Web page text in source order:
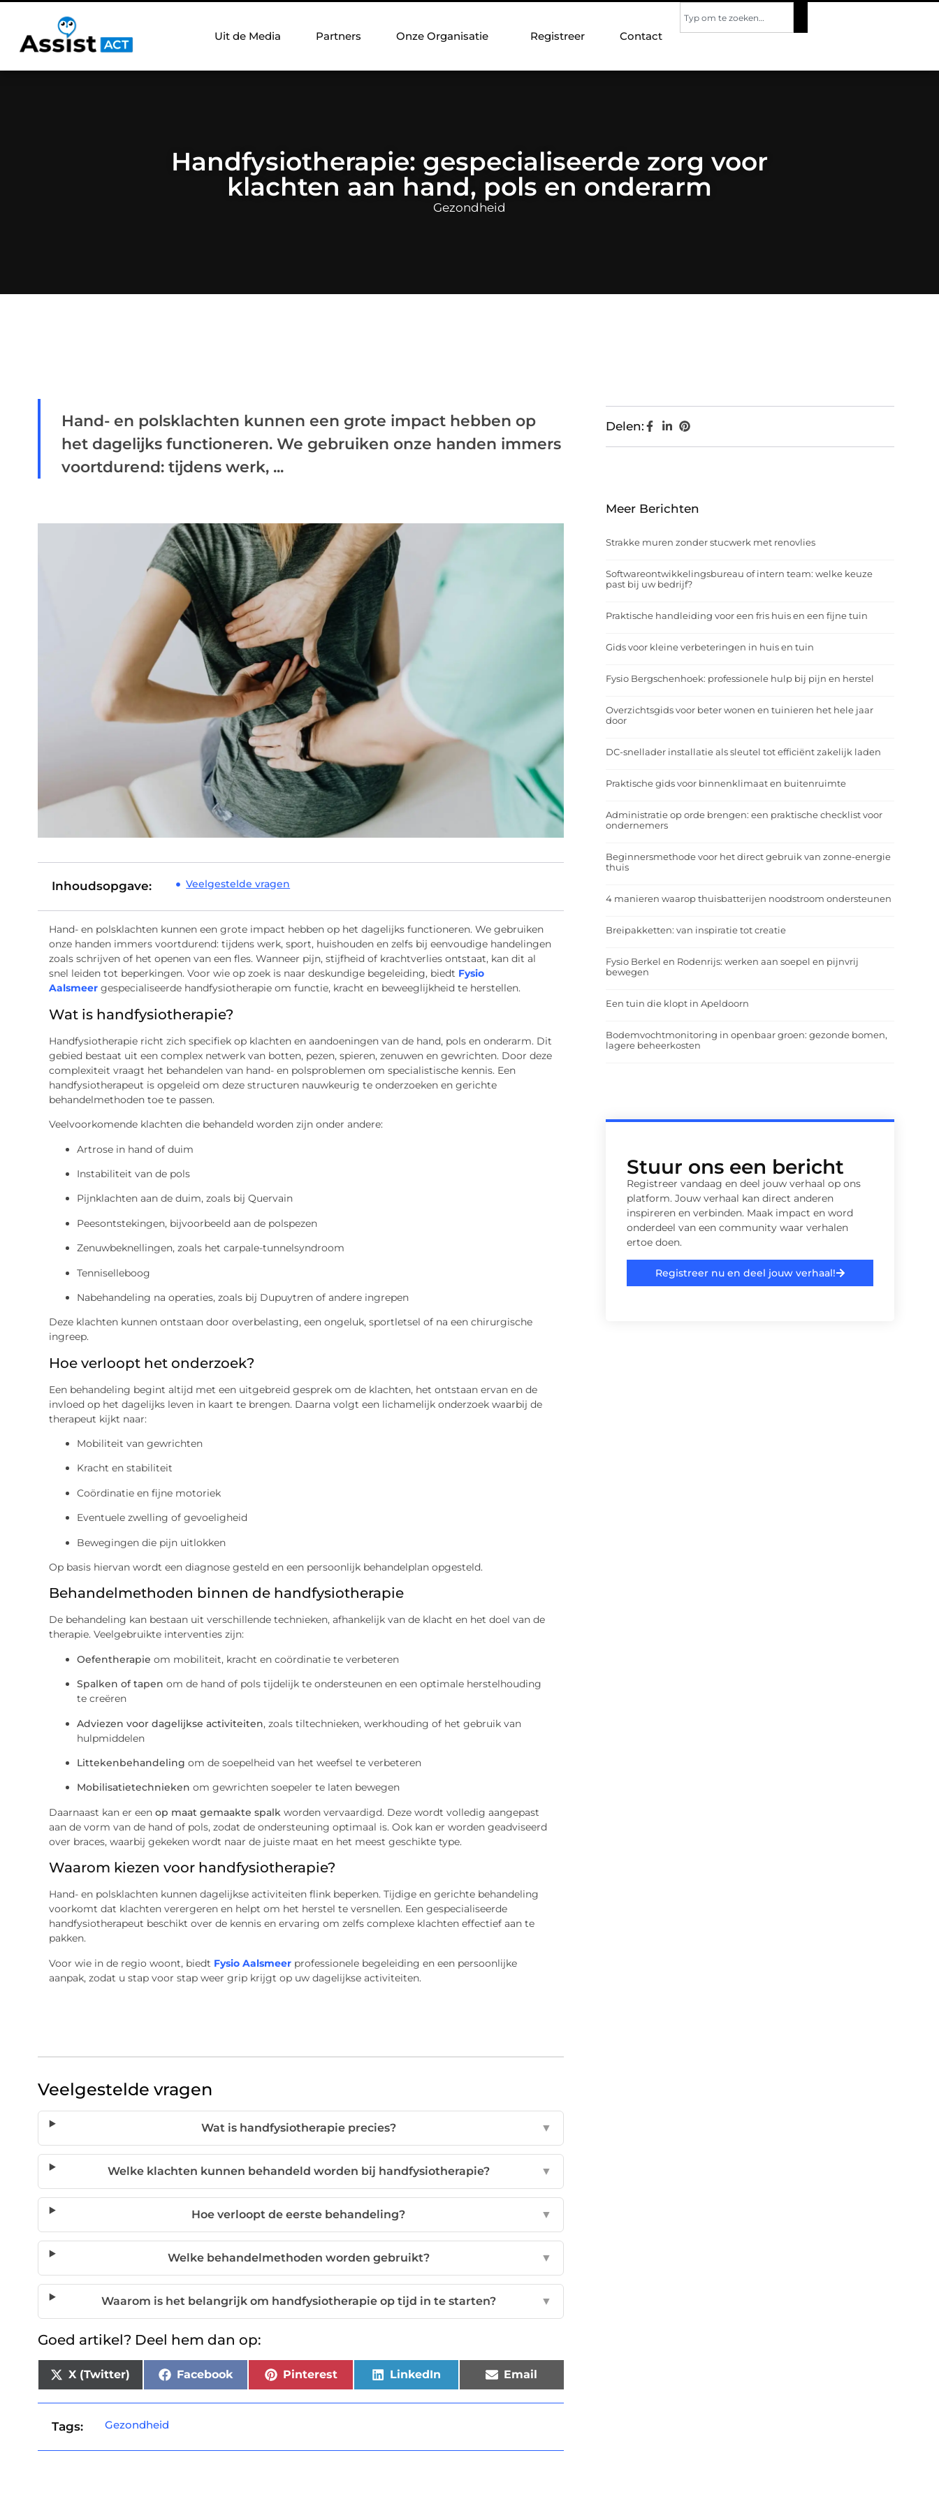
Uit de Media Partners Onze Organisatie Registreer Contact
Handfysiotherapie: gespecialiseerde zorg voor
klachten aan hand, pols en onderarm
Gezondheid
Hand- en polsklachten kunnen een grote impact hebben op
het dagelijks functioneren. We gebruiken onze handen immers
voortdurend: tijdens werk, ...
Inhoudsopgave: Veelgestelde vragen
Hand- en polsklachten kunnen een grote impact hebben op het dagelijks functioneren. We gebruiken
onze handen immers voortdurend: tijdens werk, sport, huishouden en zelfs bij eenvoudige handelingen
zoals schrijven of het openen van een fles. Wanneer pijn, stijfheid of krachtverlies ontstaat, kan dit al
snel leiden tot beperkingen. Voor wie op zoek is naar deskundige begeleiding, biedt Fysio
Aalsmeergespecialiseerde handfysiotherapie om functie, kracht en beweeglijkheid te herstellen.
Wat is handfysiotherapie?
Handfysiotherapie richt zich specifiek op klachten en aandoeningen van de hand, pols en onderarm. Dit
gebied bestaat uit een complex netwerk van botten, pezen, spieren, zenuwen en gewrichten. Door deze
complexiteit vraagt het behandelen van hand- en polsproblemen om specialistische kennis. Een
handfysiotherapeut is opgeleid om deze structuren nauwkeurig te onderzoeken en gerichte
behandelmethoden toe te passen.
Veelvoorkomende klachten die behandeld worden zijn onder andere:
Artrose in hand of duim
Instabiliteit van de pols
Pijnklachten aan de duim, zoals bij Quervain
Peesontstekingen, bijvoorbeeld aan de polspezen
Zenuwbeknellingen, zoals het carpale-tunnelsyndroom
Tenniselleboog
Nabehandeling na operaties, zoals bij Dupuytren of andere ingrepen
Deze klachten kunnen ontstaan door overbelasting, een ongeluk, sportletsel of na een chirurgische
ingreep.
Hoe verloopt het onderzoek?
Een behandeling begint altijd met een uitgebreid gesprek om de klachten, het ontstaan ervan en de
invloed op het dagelijks leven in kaart te brengen. Daarna volgt een lichamelijk onderzoek waarbij de
therapeut kijkt naar:
Mobiliteit van gewrichten
Kracht en stabiliteit
Coördinatie en fijne motoriek
Eventuele zwelling of gevoeligheid
Bewegingen die pijn uitlokken
Op basis hiervan wordt een diagnose gesteld en een persoonlijk behandelplan opgesteld.
Behandelmethoden binnen de handfysiotherapie
De behandeling kan bestaan uit verschillende technieken, afhankelijk van de klacht en het doel van de
therapie. Veelgebruikte interventies zijn:
Oefentherapie om mobiliteit, kracht en coördinatie te verbeteren
Spalken of tapen om de hand of pols tijdelijk te ondersteunen en een optimale herstelhouding
te creëren
Adviezen voor dagelijkse activiteiten, zoals tiltechnieken, werkhouding of het gebruik van
hulpmiddelen
Littekenbehandeling om de soepelheid van het weefsel te verbeteren
Mobilisatietechnieken om gewrichten soepeler te laten bewegen
Daarnaast kan er een op maat gemaakte spalkworden vervaardigd. Deze wordt volledig aangepast
aan de vorm van de hand of pols, zodat de ondersteuning optimaal is. Ook kan er worden geadviseerd
over braces, waarbij gekeken wordt naar de juiste maat en het meest geschikte type.
Waarom kiezen voor handfysiotherapie?
Hand- en polsklachten kunnen dagelijkse activiteiten flink beperken. Tijdige en gerichte behandeling
voorkomt dat klachten verergeren en helpt om het herstel te versnellen. Een gespecialiseerde
handfysiotherapeut beschikt over de kennis en ervaring om zelfs complexe klachten effectief aan te
pakken.
Voor wie in de regio woont, biedt Fysio Aalsmeerprofessionele begeleiding en een persoonlijke
aanpak, zodat u stap voor stap weer grip krijgt op uw dagelijkse activiteiten.
Veelgestelde vragen
Wat is handfysiotherapie precies? ▼
Welke klachten kunnen behandeld worden bij handfysiotherapie? ▼
Hoe verloopt de eerste behandeling? ▼
Welke behandelmethoden worden gebruikt? ▼
Waarom is het belangrijk om handfysiotherapie op tijd in te starten? ▼
Goed artikel? Deel hem dan op:
X (Twitter) Facebook Pinterest LinkedIn Email
Tags: Gezondheid
Delen:
Meer Berichten
Strakke muren zonder stucwerk met renovlies
Softwareontwikkelingsbureau of intern team: welke keuze
past bij uw bedrijf?
Praktische handleiding voor een fris huis en een fijne tuin
Gids voor kleine verbeteringen in huis en tuin
Fysio Bergschenhoek: professionele hulp bij pijn en herstel
Overzichtsgids voor beter wonen en tuinieren het hele jaar
door
DC-snellader installatie als sleutel tot efficiënt zakelijk laden
Praktische gids voor binnenklimaat en buitenruimte
Administratie op orde brengen: een praktische checklist voor
ondernemers
Beginnersmethode voor het direct gebruik van zonne-energie
thuis
4 manieren waarop thuisbatterijen noodstroom ondersteunen
Breipakketten: van inspiratie tot creatie
Fysio Berkel en Rodenrijs: werken aan soepel en pijnvrij
bewegen
Een tuin die klopt in Apeldoorn
Bodemvochtmonitoring in openbaar groen: gezonde bomen,
lagere beheerkosten
Stuur ons een bericht
Registreer vandaag en deel jouw verhaal op ons
platform. Jouw verhaal kan direct anderen
inspireren en verbinden. Maak impact en word
onderdeel van een community waar verhalen
ertoe doen.
Registreer nu en deel jouw verhaal!